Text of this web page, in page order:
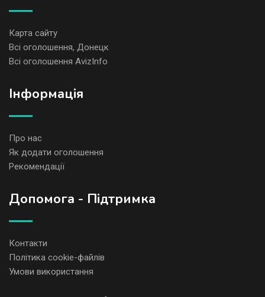
Карта сайту
Всі оголошення, Донецк
Всі оголошення AvizInfo
Iнформація
Про нас
Як додати оголошення
Рекомендації
Допомога - Підтримка
Контакти
Політика cookie-файлів
Умови використання